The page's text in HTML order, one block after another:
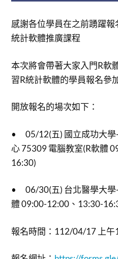
感謝各位學員在之前踴躍
統計軟體推廣課程
本次將會帶著大家入門R軟
習R統計軟體的學員報名參
開放報名的場次如下：
• 05/12(五) 國立成功大學
心 75309 電腦教室(R軟體
16:30)
• 06/30(五) 台北醫學大學-
體 09:00-12:00、13:30-
報名時間：112/04/17 上午